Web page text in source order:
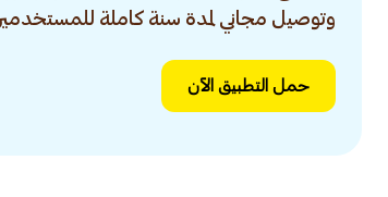
وتوصيل مجاني لمدة سنة كاملة
حمل التطبيق الآن